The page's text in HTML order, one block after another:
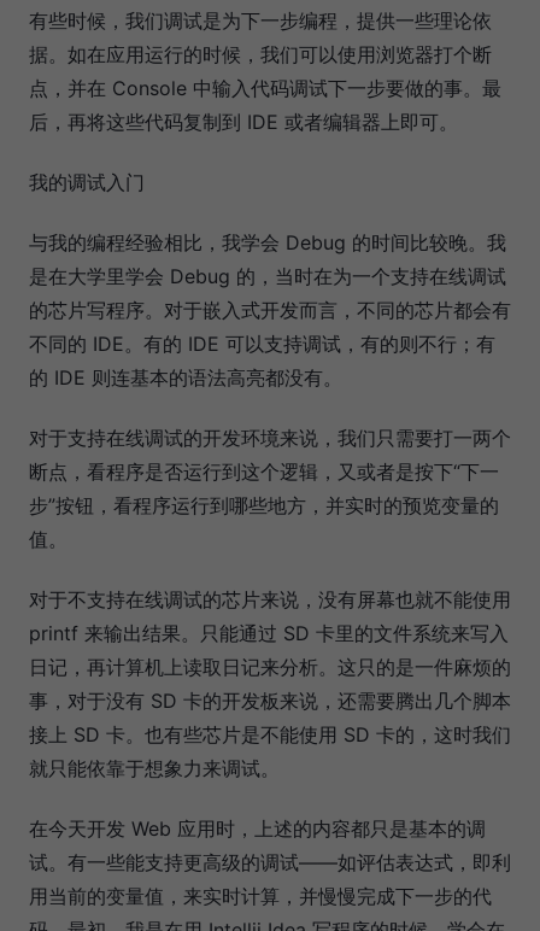
有些时候，我们调试是为下一步编程，提供一些理论依
据。如在应用运行的时候，我们可以使用浏览器打个断
点，并在 Console 中输入代码调试下一步要做的事。最
后，再将这些代码复制到 IDE 或者编辑器上即可。
我的调试入门
与我的编程经验相比，我学会 Debug 的时间比较晚。我
是在大学里学会 Debug 的，当时在为一个支持在线调试
的芯片写程序。对于嵌入式开发而言，不同的芯片都会有
不同的 IDE。有的 IDE 可以支持调试，有的则不行；有
的 IDE 则连基本的语法高亮都没有。
对于支持在线调试的开发环境来说，我们只需要打一两个
断点，看程序是否运行到这个逻辑，又或者是按下“下一
步”按钮，看程序运行到哪些地方，并实时的预览变量的
值。
对于不支持在线调试的芯片来说，没有屏幕也就不能使用
printf 来输出结果。只能通过 SD 卡里的文件系统来写入
日记，再计算机上读取日记来分析。这只的是一件麻烦的
事，对于没有 SD 卡的开发板来说，还需要腾出几个脚本
接上 SD 卡。也有些芯片是不能使用 SD 卡的，这时我们
就只能依靠于想象力来调试。
在今天开发 Web 应用时，上述的内容都只是基本的调
试。有一些能支持更高级的调试——如评估表达式，即利
用当前的变量值，来实时计算，并慢慢完成下一步的代